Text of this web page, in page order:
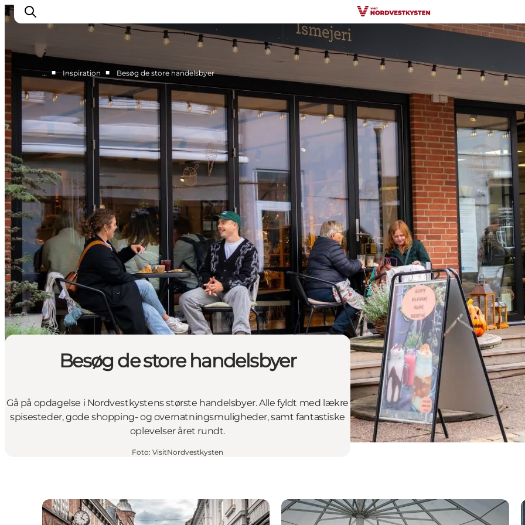
Feriesteder
Inspiration
Handicapvenlig ferie
Events
Overnatning
Planlæg din ferie
… ■ Inspiration ■ Besøg de store handelsbyer
Besøg de store handelsbyer
Gå på opdagelse i Nordvestkystens største handelsbyer. Alle fyldt med lækre
spisesteder, gode shopping- og overnatningsmuligheder, samt fantastiske
oplevelser året rundt.
Foto: VisitNordvestkysten
Holstebro Lemvig